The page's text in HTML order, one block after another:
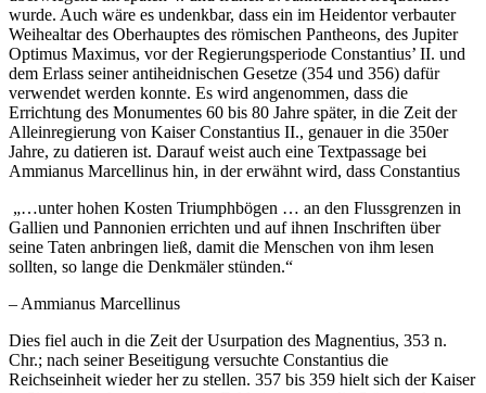
wurde. Auch wäre es undenkbar, dass ein im Heidentor verbauter
Weihealtar des Oberhauptes des römischen Pantheons, des Jupiter
Optimus Maximus, vor der Regierungsperiode Constantius’ II. und
dem Erlass seiner antiheidnischen Gesetze (354 und 356) dafür
verwendet werden konnte. Es wird angenommen, dass die
Errichtung des Monumentes 60 bis 80 Jahre später, in die Zeit der
Alleinregierung von Kaiser Constantius II., genauer in die 350er
Jahre, zu datieren ist. Darauf weist auch eine Textpassage bei
Ammianus Marcellinus hin, in der erwähnt wird, dass Constantius
„…unter hohen Kosten Triumphbögen … an den Flussgrenzen in
Gallien und Pannonien errichten und auf ihnen Inschriften über
seine Taten anbringen ließ, damit die Menschen von ihm lesen
sollten, so lange die Denkmäler stünden.“
– Ammianus Marcellinus
Dies fiel auch in die Zeit der Usurpation des Magnentius, 353 n.
Chr.; nach seiner Beseitigung versuchte Constantius die
Reichseinheit wieder her zu stellen. 357 bis 359 hielt sich der Kaiser